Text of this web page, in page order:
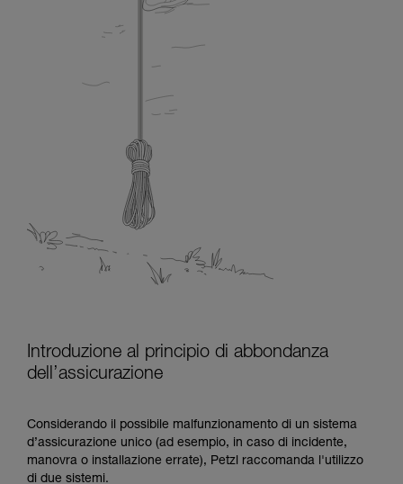
Introduzione al principio di abbondanza
dell’assicurazione
Considerando il possibile malfunzionamento di un sistema
d’assicurazione unico (ad esempio, in caso di incidente,
manovra o installazione errate), Petzl raccomanda l'utilizzo
di due sistemi.